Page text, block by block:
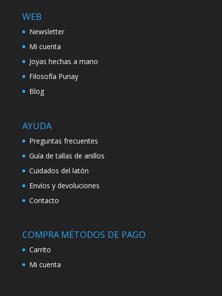
WEB
Newsletter
Mi cuenta
Joyas hechas a mano
Filosofía Punay
Blog
AYUDA
Preguntas frecuentes
Guía de tallas de anillos
Cuidados del latón
Envíos y devoluciones
Contacto
COMPRA
Carrito
Mi cuenta
MÉTODOS DE PAGO